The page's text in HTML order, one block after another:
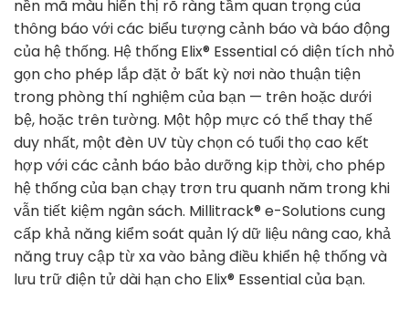
nền mã màu hiển thị rõ ràng tầm quan trọng của
thông báo với các biểu tượng cảnh báo và báo động
của hệ thống. Hệ thống Elix® Essential có diện tích nhỏ
gọn cho phép lắp đặt ở bất kỳ nơi nào thuận tiện
trong phòng thí nghiệm của bạn — trên hoặc dưới
bệ, hoặc trên tường. Một hộp mực có thể thay thế
duy nhất, một đèn UV tùy chọn có tuổi thọ cao kết
hợp với các cảnh báo bảo dưỡng kịp thời, cho phép
hệ thống của bạn chạy trơn tru quanh năm trong khi
vẫn tiết kiệm ngân sách. Millitrack® e-Solutions cung
cấp khả năng kiểm soát quản lý dữ liệu nâng cao, khả
năng truy cập từ xa vào bảng điều khiển hệ thống và
lưu trữ điện tử dài hạn cho Elix® Essential của bạn.